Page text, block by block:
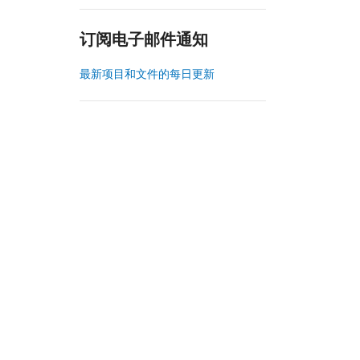
订阅电子邮件通知
最新项目和文件的每日更新